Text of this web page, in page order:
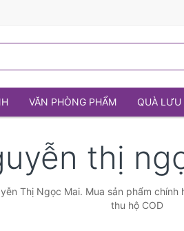
VĂN PHÒNG PHẨM QUÀ LƯU
thị
Thị Ngọc Mai. Mua sản phẩm
thu hộ COD